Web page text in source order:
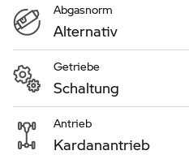
Abgasnorm
Alternativ
Getriebe
Schaltung
Antrieb
Kardanantrieb